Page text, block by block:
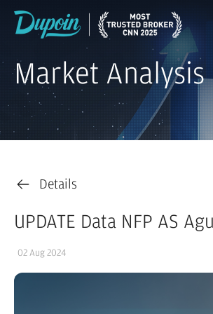
Market Analysis
Details
UPDATE Data NFP AS
02 Aug 2024